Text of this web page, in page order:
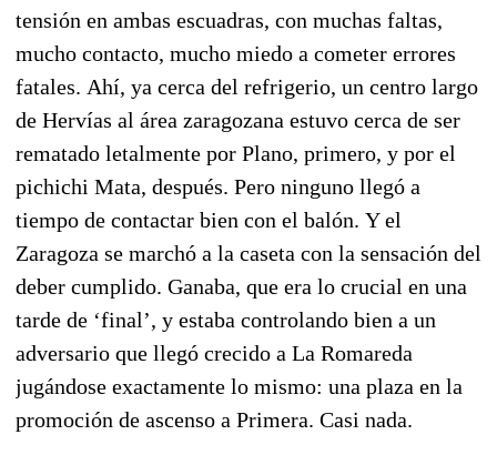
tensión en ambas escuadras, con muchas faltas,
mucho contacto, mucho miedo a cometer errores
fatales. Ahí, ya cerca del refrigerio, un centro largo
de Hervías al área zaragozana estuvo cerca de ser
rematado letalmente por Plano, primero, y por el
pichichi Mata, después. Pero ninguno llegó a
tiempo de contactar bien con el balón. Y el
Zaragoza se marchó a la caseta con la sensación del
deber cumplido. Ganaba, que era lo crucial en una
tarde de ‘final’, y estaba controlando bien a un
adversario que llegó crecido a La Romareda
jugándose exactamente lo mismo: una plaza en la
promoción de ascenso a Primera. Casi nada.